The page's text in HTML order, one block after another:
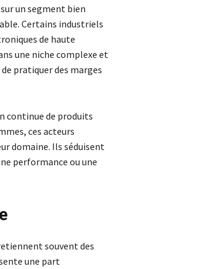
un segment bien
Certains industriels
de haute
une niche complexe et
pratiquer des marges
continue de produits
ces acteurs
domaine. Ils séduisent
performance ou une
souvent des
une part